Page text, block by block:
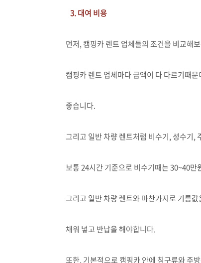
3. 대여 비용
먼저, 캠핑카 렌트 업체들의 조건을 비교해
캠핑카 렌트 업체마다 금액이 다 다르기때
좋습니다.
그리고 일반 차량 렌트처럼 비수기, 성수기,
보통 24시간 기준으로 비수기때는 30~40
그리고 일반 차량 렌트와 마찬가지로 기름
채워 넣고 반납을 해야합니다.
또한, 기본적으로 캠핑카 안에 침구류와 주